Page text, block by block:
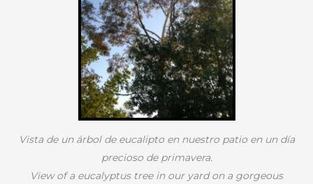
Vista de un árbol de eucalipto en nuestro patio en un día
precioso de primavera.
View of a eucalyptus tree in our yard on a gorgeous